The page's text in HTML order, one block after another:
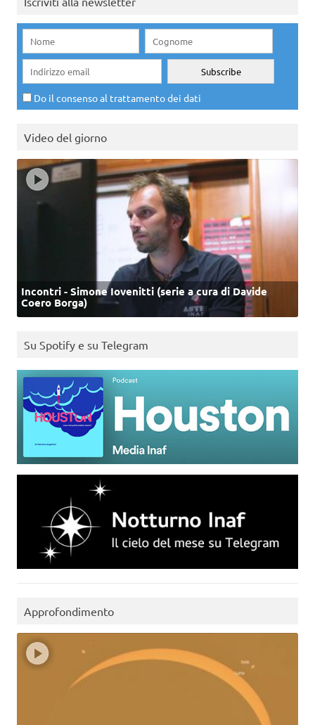
Do il consenso al trattamento dei dati
Video del giorno
Incontri - Simone Iovenitti (serie a cura di Davide
Coero Borga)
Su Spotify e su Telegram
Approfondimento